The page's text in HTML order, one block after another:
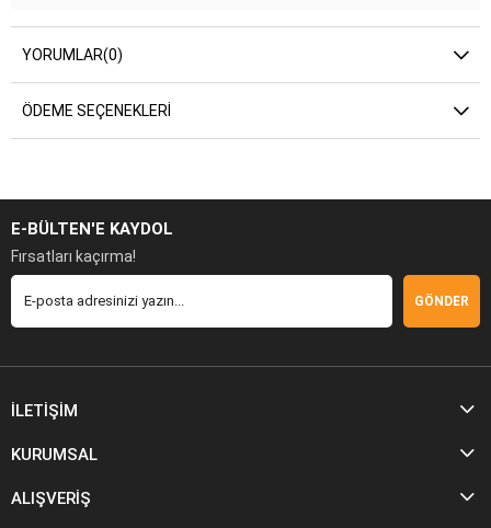
YORUMLAR(0)
ÖDEME SEÇENEKLERI
E-BÜLTEN'E KAYDOL
Fırsatları kaçırma!
GÖNDER
İLETİŞİM
KURUMSAL
ALIŞVERİŞ